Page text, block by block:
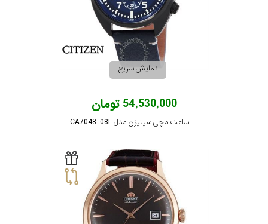
نمایش سریع
54,530,000 تومان
ساعت مچی سیتیزن مدل CA7048-08L